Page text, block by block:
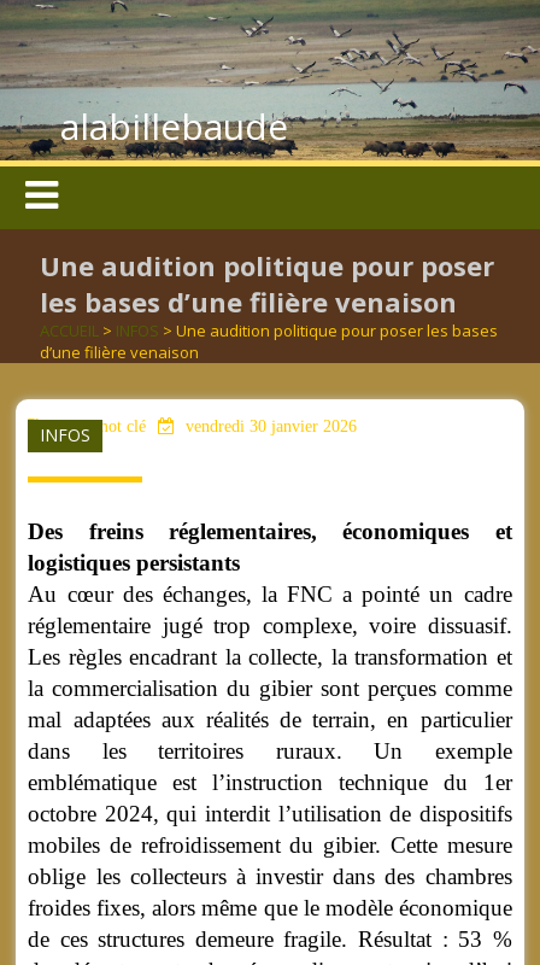
alabillebaude
Une audition politique pour poser
les bases d’une filière venaison
ACCUEIL > INFOS > Une audition politique pour poser les bases
d’une filière venaison
INFOS
aucun mot clé vendredi 30 janvier 2026
Des freins réglementaires, économiques et
logistiques persistants
Au cœur des échanges, la FNC a pointé un cadre
réglementaire jugé trop complexe, voire dissuasif.
Les règles encadrant la collecte, la transformation et
la commercialisation du gibier sont perçues comme
mal adaptées aux réalités de terrain, en particulier
dans les territoires ruraux. Un exemple
emblématique est l’instruction technique du 1er
octobre 2024, qui interdit l’utilisation de dispositifs
mobiles de refroidissement du gibier. Cette mesure
oblige les collecteurs à investir dans des chambres
froides fixes, alors même que le modèle économique
de ces structures demeure fragile. Résultat : 53 %